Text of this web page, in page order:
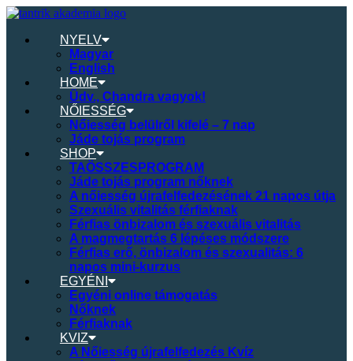
NYELV
Magyar
English
HOME
Üdv., Chandra vagyok!
NŐIESSÉG
Nőiesség belülről kifelé – 7 nap
Jáde tojás program
SHOP
TAÖSSZESPROGRAM
Jáde tojás program nőknek
A nőiesség újrafelfedezésének 21 napos útja
Szexuális vitalitás férfiaknak
Férfias önbizalom és szexuális vitalitás
A magmegtartás 6 lépéses módszere
Férfias erő, önbizalom és szexualitás: 6
napos mini-kurzus
EGYÉNI
Egyéni online támogatás
Nőknek
Férfiaknak
KVIZ
A Nőiesség újrafelfedezés Kvíz